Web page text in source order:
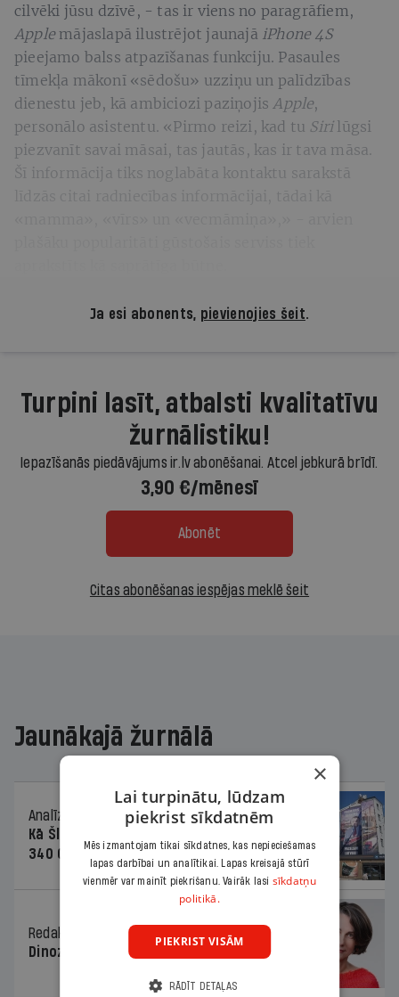
cilvēki jūsu dzīvē, - tas ir viens no paragrāfiem,
Applemājaslapā ilustrējot jaunajā iPhone 4S
pieejamo balss atpazīšanas funkciju. Pasaules
tīmekļa mākonī «sēdošu» uzziņu un palīdzības
dienestu jeb, kā ambiciozi paziņojis Apple,
personālo asistentu. «Pirmo reizi, kad tu Sirilūgsi
piezvanīt savai māsai, tas jautās, kas ir tava māsa.
Šī informācija tiks noglabāta kontaktu sarakstā
Ja esi abonents, pievienojies šeit.
Turpini lasīt, atbalsti kvalitatīvu
žurnālistiku!
Iepazīšanās piedāvājums ir.lv abonēšanai. Atcel jebkurā brīdī.
3,90 €/mēnesī
Abonēt
Citas abonēšanas iespējas meklē šeit
Jaunākajā žurnālā
Analīze
06.08.2026.
Kā Šlesera partija palika nesodīta par
340 000 vērtu reklāmas kampaņu
Redaktores sleja
Dinozaura triks
×
Lai turpinātu, lūdzam
piekrist sīkdatnēm
Mēs izmantojam tikai sīkdatnes, kas nepieciešamas
lapas darbībai un analītikai. Lapas kreisajā stūrī
vienmēr var mainīt piekrišanu. Vairāk lasi sīkdatņu
politikā.
PIEKRIST VISĀM
RĀDĪT DETAĻAS